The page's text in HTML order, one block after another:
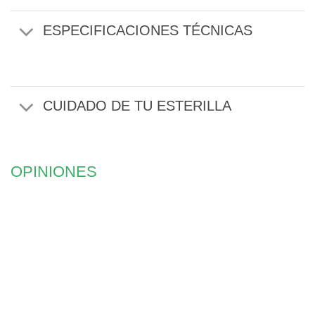
ESPECIFICACIONES TÉCNICAS
CUIDADO DE TU ESTERILLA
OPINIONES